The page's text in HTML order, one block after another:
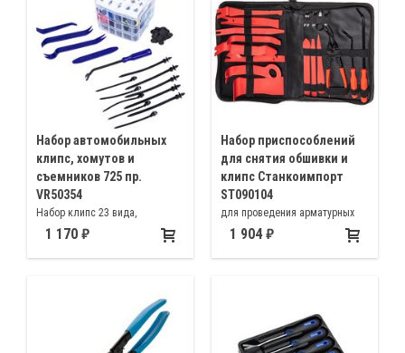
Набор автомобильных
клипс, хомутов и
съемников 725 пр.
VR50354
Набор клипс 23 вида,
прокладки для клипс, 4
1 170
Набор приспособлений
для снятия обшивки и
клипс Станкоимпорт
ST090104
для проведения арматурных
работ с элементами обшивки
1 904